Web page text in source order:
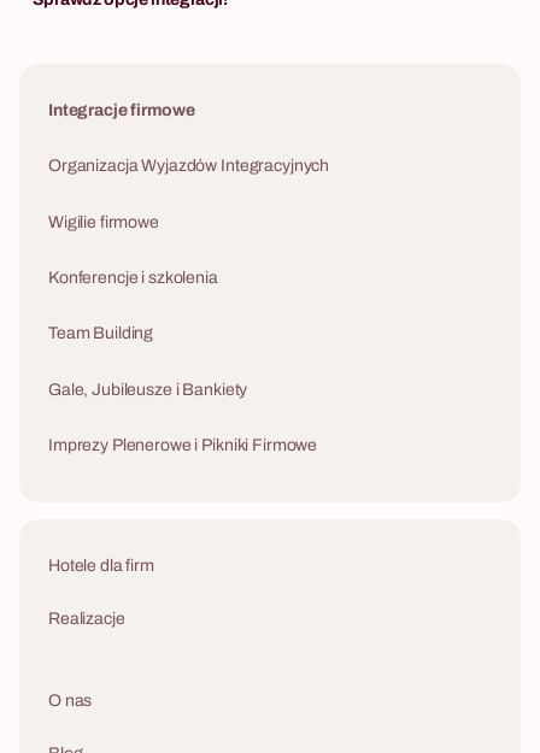
Integracje firmowe
Organizacja Wyjazdów Integracyjnych
Wigilie firmowe
Konferencje i szkolenia
Team Building
Gale, Jubileusze i Bankiety
Imprezy Plenerowe i Pikniki Firmowe
Hotele dla firm
Realizacje
O nas